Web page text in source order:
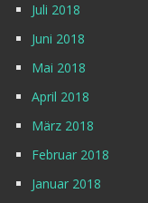
Juli 2018
Juni 2018
Mai 2018
April 2018
März 2018
Februar 2018
Januar 2018